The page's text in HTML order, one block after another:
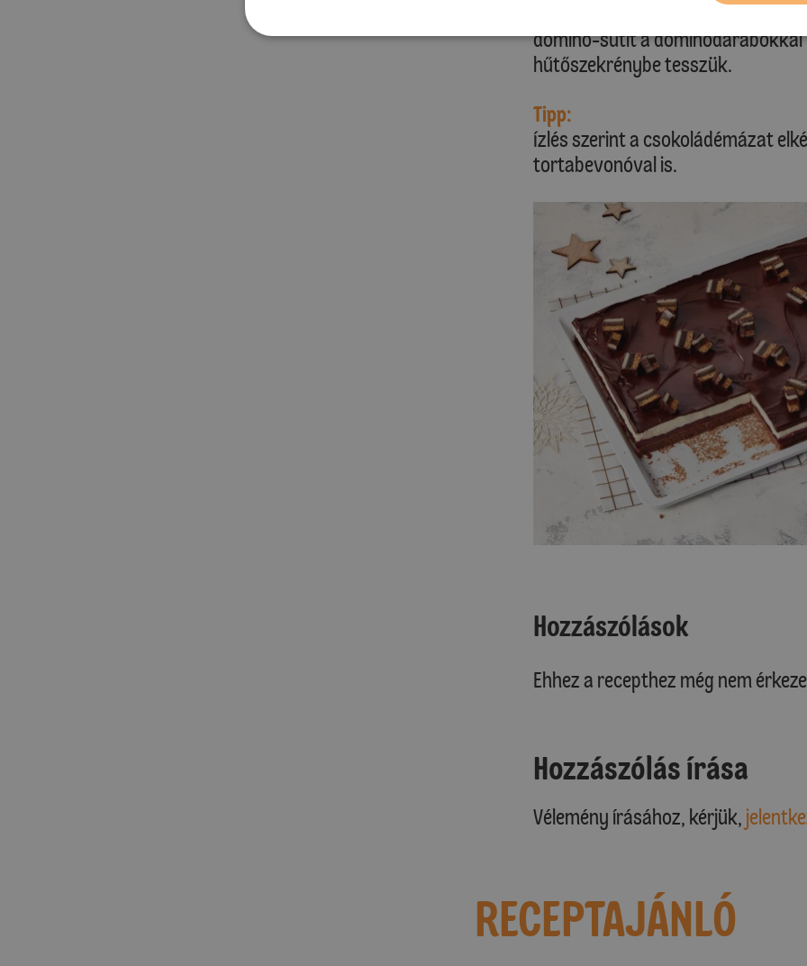
10 dominót éles késsel
dominó-sütit a dominódarabokkal
hűtőszekrénybe tesszük.
Tipp:
Ízlés szerint a csokoládémázat
tortabevonóval is.
Hozzászólások
Ehhez a recepthez még nem
Hozzászólás írása
Vélemény írásához, kérjük,
RECEPTAJÁNLÓ